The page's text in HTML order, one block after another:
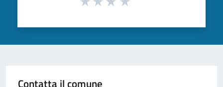
Contatta il comune